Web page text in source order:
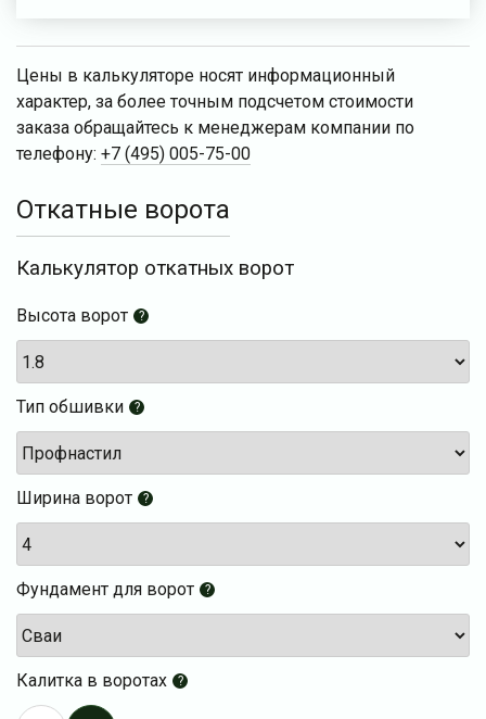
Цены в калькуляторе носят информационный
характер, за более точным подсчетом стоимости
заказа обращайтесь к менеджерам компании по
телефону: +7 (495) 005-75-00
Откатные ворота
Калькулятор откатных ворот
Высота ворот ?
Тип обшивки ?
Ширина ворот ?
Фундамент для ворот ?
Калитка в воротах ?